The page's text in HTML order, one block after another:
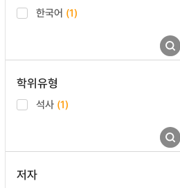
한국어 (1)
학위유형
석사 (1)
저자